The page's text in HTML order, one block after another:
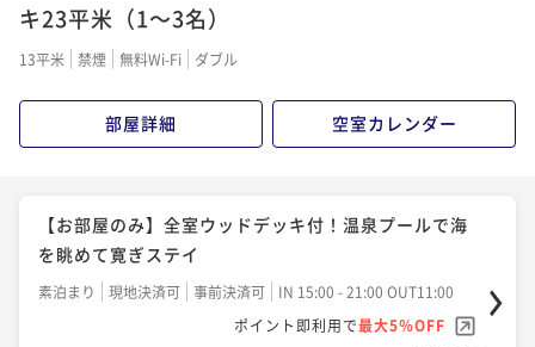
キ23平米（1～3名）
13平米 禁煙 無料Wi-Fi ダブル
部屋詳細 空室カレンダー
【お部屋のみ】全室ウッドデッキ付！温泉プールで海
を眺めて寛ぎステイ
素泊まり 現地決済可 事前決済可
IN 15:00 - 21:00 OUT11:00
ポイント即利用で最大5％OFF